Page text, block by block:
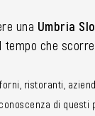
una Umbria
tempo che
ristoranti,
di